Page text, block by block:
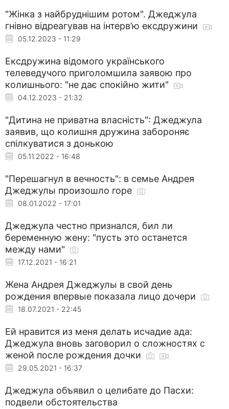
"Жінка з найбруднішим ротом". Джеджула
гнівно відреагував на інтерв’ю ексдружини
05.12.2023 - 11:29
Ексдружина відомого українського
телеведучого приголомшила заявою про
колишнього: "не дає спокійно жити"
04.12.2023 - 21:32
"Дитина не приватна власність": Джеджула
заявив, що колишня дружина забороняє
спілкуватися з донькою
05.11.2022 - 16:48
"Перешагнул в вечность": в семье Андрея
Джеджулы произошло горе
08.01.2022 - 17:01
Джеджула честно признался, бил ли
беременную жену: "пусть это останется
между нами"
17.12.2021 - 16:21
Жена Андрея Джеджулы в свой день
рождения впервые показала лицо дочери
18.07.2021 - 22:45
Ей нравится из меня делать исчадие ада:
Джеджула вновь заговорил о сложностях с
женой после рождения дочки
29.05.2021 - 16:37
Джеджула объявил о целибате до Пасхи:
подвели обстоятельства